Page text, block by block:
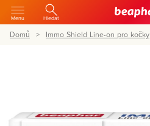
Menu Hledat
Domů Immo Shield Line-on pro kočky